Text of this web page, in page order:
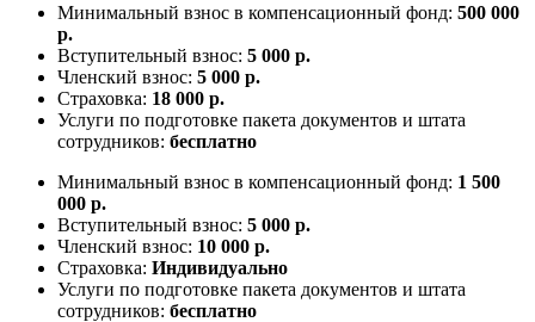
Минимальный взнос в компенсационный фонд: 500 000
р.
Вступительный взнос: 5 000 р.
Членский взнос: 5 000 р.
Страховка: 18 000 р.
Услуги по подготовке пакета документов и штата
сотрудников: бесплатно
Минимальный взнос в компенсационный фонд: 1 500
000 р.
Вступительный взнос: 5 000 р.
Членский взнос: 10 000 р.
Страховка: Индивидуально
Услуги по подготовке пакета документов и штата
сотрудников: бесплатно